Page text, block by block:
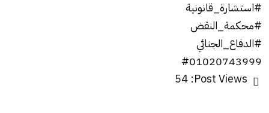
#استشارة_قانونية
#محكمة_النقض
#الدفاع_الجنائي
#01020743999
Post Views:
54